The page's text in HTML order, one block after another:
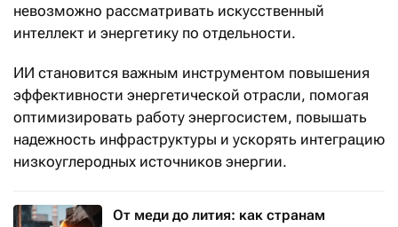
невозможно рассматривать искусственный
интеллект и энергетику по отдельности.
ИИ становится важным инструментом повышения
эффективности энергетической отрасли, помогая
оптимизировать работу энергосистем, повышать
надежность инфраструктуры и ускорять интеграцию
низкоуглеродных источников энергии.
От меди до лития: как странам